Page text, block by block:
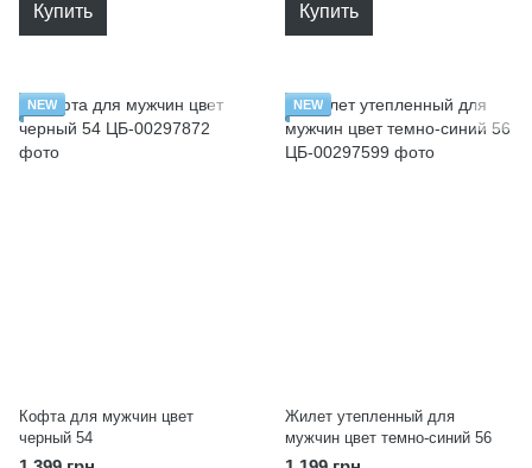
Купить Купить
NEW
Кофта для мужчин цвет
черный 54
NEW
Жилет утепленный для
мужчин цвет темно-синий 56